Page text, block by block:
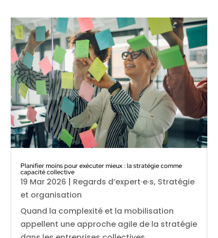
Planifier moins pour exécuter mieux : la stratégie comme
capacité collective
19 Mar 2026 | Regards d’expert·e·s, Stratégie
et organisation
Quand la complexité et la mobilisation
appellent une approche agile de la stratégie